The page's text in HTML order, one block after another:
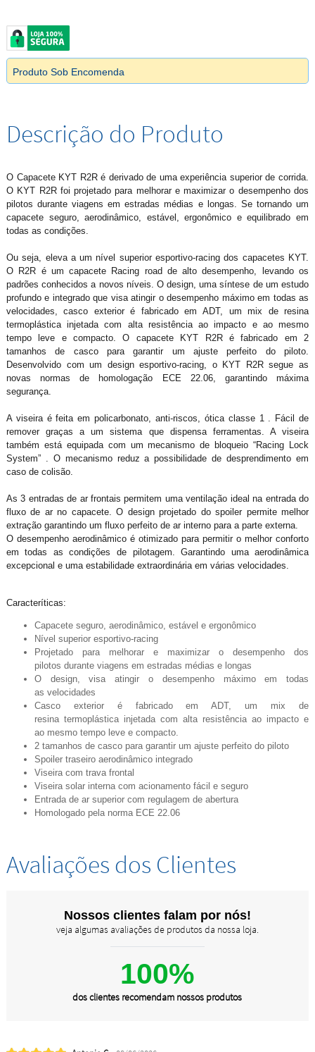
Produto Sob Encomenda
Descrição do Produto
O Capacete KYT R2R é derivado de uma experiência superior de corrida.
O KYT R2R foi projetado para melhorar e maximizar o desempenho dos
pilotos durante viagens em estradas médias e longas. Se tornando um
capacete seguro, aerodinâmico, estável, ergonômico e equilibrado em
todas as condições.
Ou seja, eleva a um nível superior esportivo-racing dos capacetes KYT.
O R2R é um capacete Racing road de alto desempenho, levando os
padrões conhecidos a novos níveis. O design, uma síntese de um estudo
profundo e integrado que visa atingir o desempenho máximo em todas as
velocidades, casco exterior é fabricado em ADT, um mix de resina
termoplástica injetada com alta resistência ao impacto e ao mesmo
tempo leve e compacto. O capacete KYT R2R é fabricado em 2
tamanhos de casco para garantir um ajuste perfeito do piloto.
Desenvolvido com um design esportivo-racing, o KYT R2R segue as
novas normas de homologação ECE 22.06, garantindo máxima
segurança.
A viseira é feita em policarbonato, anti-riscos, ótica classe 1 . Fácil de
remover graças a um sistema que dispensa ferramentas. A viseira
também está equipada com um mecanismo de bloqueio “Racing Lock
System” . O mecanismo reduz a possibilidade de desprendimento em
caso de colisão.
As 3 entradas de ar frontais permitem uma ventilação ideal na entrada do
fluxo de ar no capacete. O design projetado do spoiler permite melhor
extração garantindo um fluxo perfeito de ar interno para a parte externa.
O desempenho aerodinâmico é otimizado para permitir o melhor conforto
em todas as condições de pilotagem. Garantindo uma aerodinâmica
excepcional e uma estabilidade extraordinária em várias velocidades.
Caracteríticas:
Capacete seguro, aerodinâmico, estável e ergonômico
Nível superior esportivo-racing
Projetado para melhorar e maximizar o desempenho dos
pilotos durante viagens em estradas médias e longas
O design, visa atingir o desempenho máximo em todas
as velocidades
Casco exterior é fabricado em ADT, um mix de
resina termoplástica injetada com alta resistência ao impacto e
ao mesmo tempo leve e compacto.
2 tamanhos de casco para garantir um ajuste perfeito do piloto
Spoiler traseiro aerodinâmico integrado
Viseira com trava frontal
Viseira solar interna com acionamento fácil e seguro
Entrada de ar superior com regulagem de abertura
Homologado pela norma ECE 22.06
Avaliações dos Clientes
Nossos clientes falam por nós!
veja algumas avaliações de produtos da nossa loja.
100%
dos clientes recomendam nossos produtos